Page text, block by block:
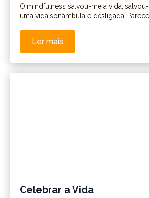
O mindfulness salvou-me a vida,
uma vida sonâmbula e desligada. Parece
Ler mais
Celebrar a Vida